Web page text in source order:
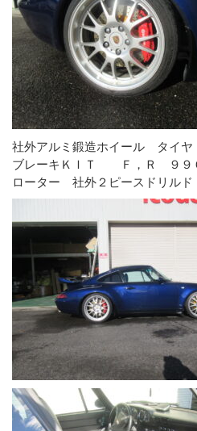
社外アルミ鍛造ホイール タイ
ブレーキＫＩＴ Ｆ，Ｒ ９９
ローター 社外２ピースドリルド